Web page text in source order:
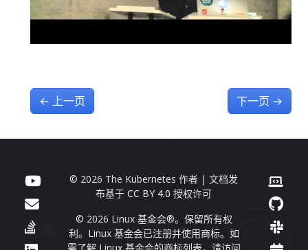
← 上一页 下一页 →
© 2026 The Kubernetes 作者 | 文档发
布基于CC BY 4.0 授权许可
© 2026 Linux 基金会®。保留所有权
利。Linux 基金会已注册并使用商标。如